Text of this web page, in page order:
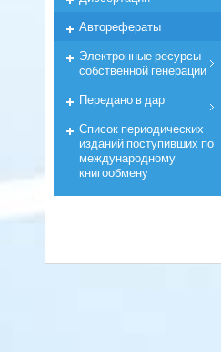
Авторефераты
Электронные ресурсы
собственной генерации
Передано в дар
Список периодических
изданий поступивших по
международному
книгообмену